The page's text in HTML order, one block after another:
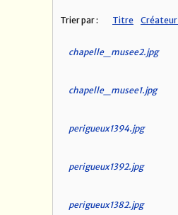
Trier par : Titre Créateur
chapelle_musee2.jpg
chapelle_musee1.jpg
perigueux1394.jpg
perigueux1392.jpg
perigueux1382.jpg